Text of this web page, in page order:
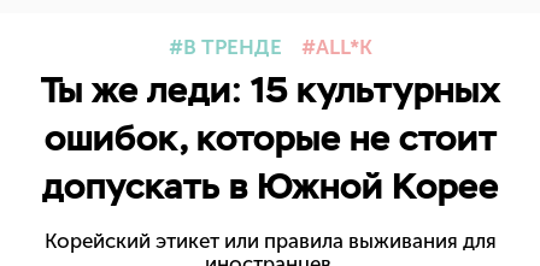
В ТРЕНДЕ ALL*K
Ты же леди: 15 культурных
ошибок, которые не стоит
допускать в Южной Корее
Корейский этикет или правила выживания для